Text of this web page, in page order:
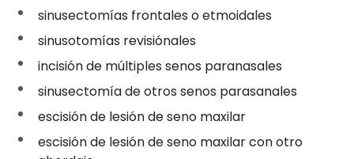
sinusectomías frontales o etmoidales
sinusotomías revisiónales
incisión de múltiples senos paranasales
sinusectomía de otros senos parasanales
escisión de lesión de seno maxilar
escisión de lesión de seno maxilar con otro